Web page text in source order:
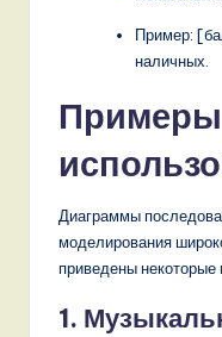
Пример:
наличных.
Примеры
Диаграммы
моделирования
приведены
1.